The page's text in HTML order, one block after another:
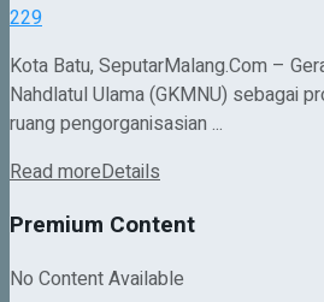
229
Kota Batu, SeputarMalang.Com –
Nahdlatul Ulama (GKMNU) sebagai
ruang pengorganisasian ...
Read moreDetails
Premium Content
No Content Available